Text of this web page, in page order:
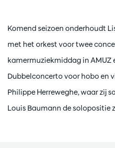
Komend seizoen onderhoudt
met het orkest voor twee
kamermuziekmiddag in AMUZ
Dubbelconcerto voor hobo en
Philippe Herreweghe, waar zij
Louis Baumann de solopositie